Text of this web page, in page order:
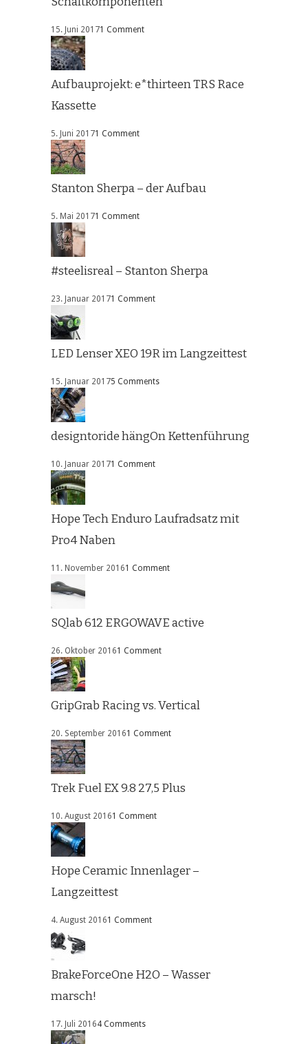
15. Juni 20171 Comment
Aufbauprojekt: e*thirteen TRS Race
Kassette
5. Juni 20171 Comment
Stanton Sherpa – der Aufbau
5. Mai 20171 Comment
#steelisreal – Stanton Sherpa
23. Januar 20171 Comment
LED Lenser XEO 19R im Langzeittest
15. Januar 20175 Comments
designtoride hängOn Kettenführung
10. Januar 20171 Comment
Hope Tech Enduro Laufradsatz mit
Pro4 Naben
11. November 20161 Comment
SQlab 612 ERGOWAVE active
26. Oktober 20161 Comment
GripGrab Racing vs. Vertical
20. September 20161 Comment
Trek Fuel EX 9.8 27,5 Plus
10. August 20161 Comment
Hope Ceramic Innenlager –
Langzeittest
4. August 20161 Comment
BrakeForceOne H2O – Wasser
marsch!
17. Juli 20164 Comments